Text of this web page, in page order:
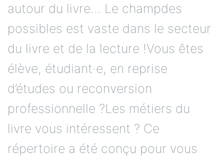
autour du livre… Le champdes
possibles est vaste dans le secteur
du livre et de la lecture !Vous êtes
élève, étudiant·e, en reprise
d’études ou reconversion
professionnelle ?Les métiers du
livre vous intéressent ? Ce
répertoire a été conçu pour vous